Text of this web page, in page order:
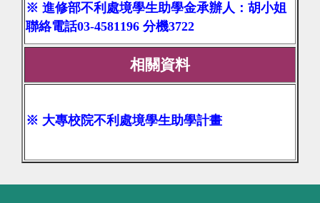
※ 進修部不利處境學生助學金承辦人：胡小姐
聯絡電話03-4581196 分機3722
相關資料
※ 大專校院不利處境學生助學計畫